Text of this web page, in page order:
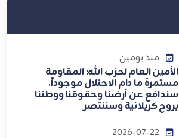
منذ يومين
الأمين العام لحزب الله: المقاومة
مستمرة ما دام الاحتلال موجوداً،
سندافع عن أرضنا وحقوقنا ووطننا
بروح كربلائية وسننتصر